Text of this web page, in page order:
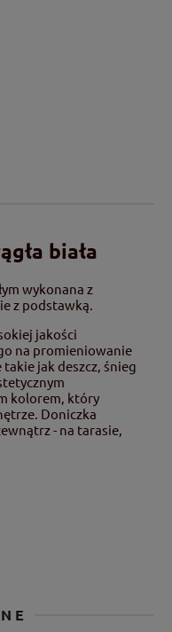
biała
wykonana z
z podstawką.
jakości
na promieniowanie
jak deszcz, śnieg
kolorem, który
Doniczka
- na tarasie,